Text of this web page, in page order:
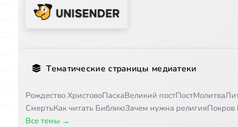
Тематические страницы медиатеки
Рождество ХристовоПасхаВеликий постПостМолитва
СмертьКак читать БиблиюЗачем нужна религияПокров
Все темы →